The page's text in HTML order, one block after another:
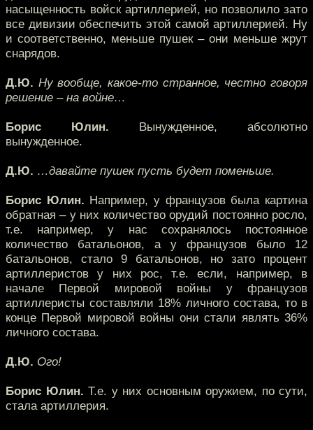
насыщенность войск артиллерией, но позволило зато
все дивизии обеспечить этой самой артиллерией. Ну
и соответственно, меньше пушек – они меньше жрут
снарядов.
Д.Ю. Ну вообще, какое-то странное, честно говоря
решение – на войне…
Борис Юлин. Вынужденное, абсолютно
вынужденное.
Д.Ю. …давайте пушек пусть будет поменьше.
Борис Юлин. Например, у французов была картина
обратная – у них количество орудий постоянно росло,
т.е. например, у нас сохранялось постоянное
количество батальонов, а у французов было 12
батальонов, стало 9 батальонов, но зато процент
артиллеристов у них рос, т.е. если, например, в
начале Первой мировой войны у французов
артиллеристы составляли 18% личного состава, то в
конце Первой мировой войны они стали являть 36%
личного состава.
Д.Ю. Ого!
Борис Юлин. Т.е. у них основным оружием, по сути,
стала артиллерия.